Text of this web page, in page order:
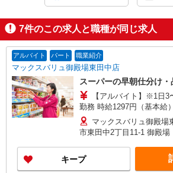
7件のこの求人と職種が同じ求人
アルバイト パート 職業紹介
マックスバリュ御殿場東田中店
スーパーの早朝仕分け・
【アルバイト】※1日3
勤務 時給1297円（基本
1347円） 日祝 時給100
用期間3カ月後、6カ月ご
件は同じです
マックスバリュ御殿場
市東田中2丁目11-1 御殿
足柄（静岡県）（JR御殿
キープ